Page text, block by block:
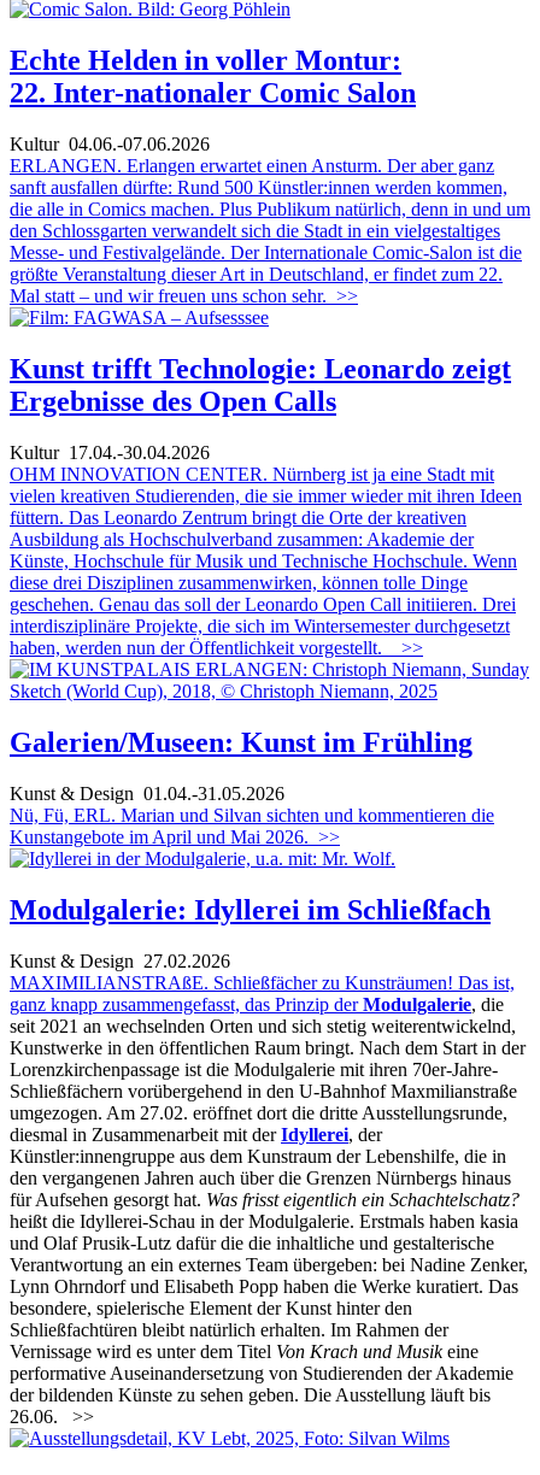
Echte Helden in voller Montur:
22. Inter-nationaler Comic Salon
Kultur04.06.-07.06.2026
ERLANGEN. Erlangen erwartet einen Ansturm. Der aber ganz
sanft ausfallen dürfte: Rund 500 Künstler:innen werden kommen,
die alle in Comics machen. Plus Publikum natürlich, denn in und um
den Schlossgarten verwandelt sich die Stadt in ein vielgestaltiges
Messe- und Festivalgelände. Der Internationale Comic-Salon ist die
größte Veranstaltung dieser Art in Deutschland, er findet zum 22.
Mal statt – und wir freuen uns schon sehr. >>
Kunst trifft Technologie: Leonardo zeigt
Ergebnisse des Open Calls
Kultur17.04.-30.04.2026
OHM INNOVATION CENTER. Nürnberg ist ja eine Stadt mit
vielen kreativen Studierenden, die sie immer wieder mit ihren Ideen
füttern. Das Leonardo Zentrum bringt die Orte der kreativen
Ausbildung als Hochschulverband zusammen: Akademie der
Künste, Hochschule für Musik und Technische Hochschule. Wenn
diese drei Disziplinen zusammenwirken, können tolle Dinge
geschehen. Genau das soll der Leonardo Open Call initiieren. Drei
interdisziplinäre Projekte, die sich im Wintersemester durchgesetzt
haben, werden nun der Öffentlichkeit vorgestellt.
>>
Galerien/Museen: Kunst im Frühling
Kunst & Design 01.04.-31.05.2026
Nü, Fü, ERL. Marian und Silvan sichten und kommentieren die
Kunstangebote im April und Mai 2026. >>
Modulgalerie: Idyllerei im Schließfach
Kunst & Design 27.02.2026
MAXIMILIANSTRAßE. Schließfächer zu Kunsträumen! Das ist,
ganz knapp zusammengefasst, das Prinzip derModulgalerie, die
seit 2021 an wechselnden Orten und sich stetig weiterentwickelnd,
Kunstwerke in den öffentlichen Raum bringt. Nach dem Start in der
Lorenzkirchenpassage ist die Modulgalerie mit ihren 70er-Jahre-
Schließfächern vorübergehend in den U-Bahnhof Maxmilianstraße
umgezogen. Am 27.02. eröffnet dort die dritte Ausstellungsrunde,
diesmal in Zusammenarbeit mit derIdyllerei, der
Künstler:innengruppe aus dem Kunstraum der Lebenshilfe, die in
den vergangenen Jahren auch über die Grenzen Nürnbergs hinaus
für Aufsehen gesorgt hat. Was frisst eigentlich ein Schachtelschatz?
heißt die Idyllerei-Schau in der Modulgalerie. Erstmals haben kasia
und Olaf Prusik-Lutz dafür die die inhaltliche und gestalterische
Verantwortung an ein externes Team übergeben: bei Nadine Zenker,
Lynn Ohrndorf und Elisabeth Popp haben die Werke kuratiert. Das
besondere, spielerische Element der Kunst hinter den
Schließfachtüren bleibt natürlich erhalten. Im Rahmen der
Vernissage wird es unter dem Titel Von Krach und Musikeine
performative Auseinandersetzung von Studierenden der Akademie
der bildenden Künste zu sehen geben. Die Ausstellung läuft bis
26.06.
>>